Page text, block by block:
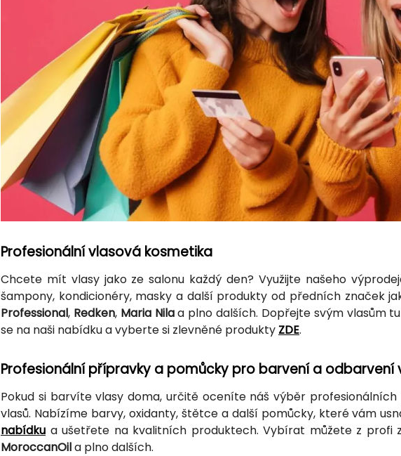
Profesionální vlasová kosmetika
Chcete mít vlasy jako ze salonu každý den? Využijte našeho
šampony, kondicionéry, masky a další produkty od předních značek
Professional, Redken, Maria Nilaa plno dalších. Dopřejte svým vlasům
se na naši nabídku a vyberte si zlevněné produkty ZDE.
Profesionální přípravky a pomůcky pro barvení a odbarvení
Pokud si barvíte vlasy doma, určitě oceníte náš výběr
vlasů. Nabízíme barvy, oxidanty, štětce a další pomůcky, které vám
nabídku a ušetřete na kvalitních produktech. Vybírat můžete z profi
MoroccanOila plno dalších.